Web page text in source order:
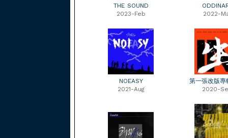
THE SOUND
2023-Feb
2022-
NOEASY
2021-Aug
第一張改版專
2020-